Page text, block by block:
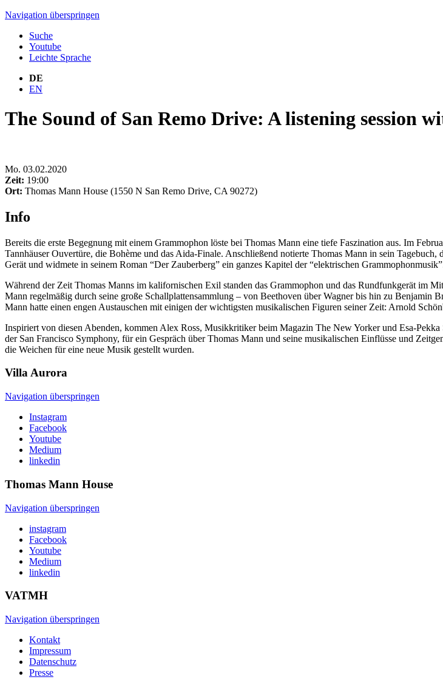
Navigation überspringen
Suche
Youtube
Leichte Sprache
DE
EN
The Sound of San Remo Drive: A listening session
Mo. 03.02.2020
Zeit: 19:00
Ort: Thomas Mann House (1550 N San Remo Drive, CA 90272)
Info
Bereits die erste Begegnung mit einem Grammophon löste bei Thomas Mann eine tiefe Faszination aus. Im
Tannhäuser Ouvertüre, die Bohème und das Aida-Finale. Anschließend notierte Thomas Mann in sein
Gerät und widmete in seinem Roman “Der Zauberberg” ein ganzes Kapitel der “elektrischen
Während der Zeit Thomas Manns im kalifornischen Exil standen das Grammophon und das Rundfunkgerät im
Mann regelmäßig durch seine große Schallplattensammlung – von Beethoven über Wagner bis hin zu
Mann hatte einen engen Austauschen mit einigen der wichtigsten musikalischen Figuren seiner Zeit: Arnold
Inspiriert von diesen Abenden, kommen Alex Ross, Musikkritiker beim Magazin The New Yorker und Esa-
der San Francisco Symphony, für ein Gespräch über Thomas Mann und seine musikalischen Einflüsse und
die Weichen für eine neue Musik gestellt wurden.
VillaAurora
Navigation überspringen
Instagram
Facebook
Youtube
Medium
linkedin
Thomas Mann House
Navigation überspringen
instagram
Facebook
Youtube
Medium
linkedin
VATMH
Navigation überspringen
Kontakt
Impressum
Datenschutz
Presse